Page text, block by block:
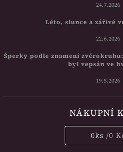
24.7.2026
Léto, slunce a zářivé
22.6.2026
Šperky podle znamení
byl vepsán ve
19.5.2026
NÁKUPNÍ
0ks /0